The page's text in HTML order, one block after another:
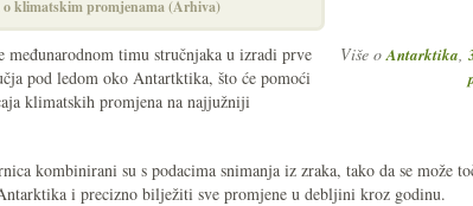
o klimatskim promjenama (Arhiva)
Više oAntarktika,
međunarodnom timu stručnjaka u izradi prve
pod ledom oko Antartktika, što će pomoći
klimatskih promjena na najjužniji
kombinirani su s podacima snimanja iz zraka, tako da se može
i precizno bilježiti sve promjene u debljini kroz godinu.